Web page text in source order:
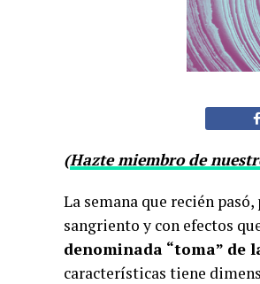
(Hazte miembro de
La semana que recién
sangriento y con efectos
denominada “toma” de
características tiene